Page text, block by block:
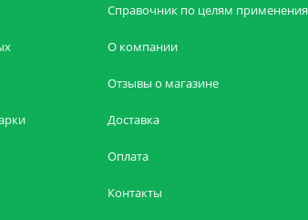
Справочник по целям применения
О компании
Отзывы о магазине
Доставка
Оплата
Контакты